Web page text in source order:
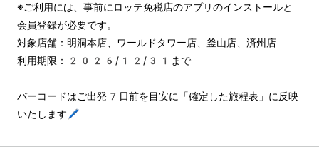
※ご利用には、事前にロッテ免税店のアプリのインストールと
会員登録が必要です。
対象店舗：明洞本店、ワールドタワー店、釜山店、済州店
利用期限：2026/12/31まで
バーコードはご出発7日前を目安に「確定した旅程表」に反映
いたします🖊️